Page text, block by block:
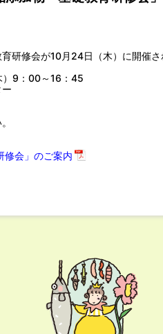
研修会が10月24日（木）に開催さ
9：00～16：45
会」のご案内